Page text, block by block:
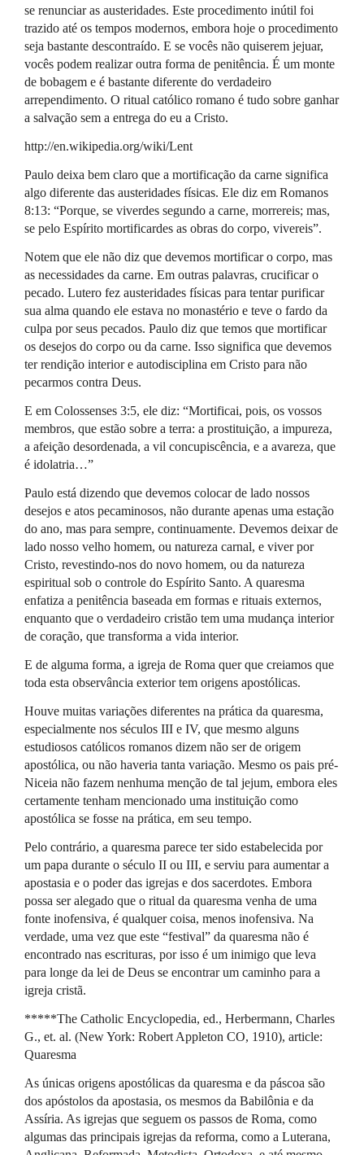
se renunciar as austeridades. Este procedimento inútil foi
trazido até os tempos modernos, embora hoje o procedimento
seja bastante descontraído. E se vocês não quiserem jejuar,
vocês podem realizar outra forma de penitência. É um monte
de bobagem e é bastante diferente do verdadeiro
arrependimento. O ritual católico romano é tudo sobre ganhar
a salvação sem a entrega do eu a Cristo.
http://en.wikipedia.org/wiki/Lent
Paulo deixa bem claro que a mortificação da carne significa
algo diferente das austeridades físicas. Ele diz em Romanos
8:13: “Porque, se viverdes segundo a carne, morrereis; mas,
se pelo Espírito mortificardes as obras do corpo, vivereis”.
Notem que ele não diz que devemos mortificar o corpo, mas
as necessidades da carne. Em outras palavras, crucificar o
pecado. Lutero fez austeridades físicas para tentar purificar
sua alma quando ele estava no monastério e teve o fardo da
culpa por seus pecados. Paulo diz que temos que mortificar
os desejos do corpo ou da carne. Isso significa que devemos
ter rendição interior e autodisciplina em Cristo para não
pecarmos contra Deus.
E em Colossenses 3:5, ele diz: “Mortificai, pois, os vossos
membros, que estão sobre a terra: a prostituição, a impureza,
a afeição desordenada, a vil concupiscência, e a avareza, que
é idolatria…”
Paulo está dizendo que devemos colocar de lado nossos
desejos e atos pecaminosos, não durante apenas uma estação
do ano, mas para sempre, continuamente. Devemos deixar de
lado nosso velho homem, ou natureza carnal, e viver por
Cristo, revestindo-nos do novo homem, ou da natureza
espiritual sob o controle do Espírito Santo. A quaresma
enfatiza a penitência baseada em formas e rituais externos,
enquanto que o verdadeiro cristão tem uma mudança interior
de coração, que transforma a vida interior.
E de alguma forma, a igreja de Roma quer que creiamos que
toda esta observância exterior tem origens apostólicas.
Houve muitas variações diferentes na prática da quaresma,
especialmente nos séculos III e IV, que mesmo alguns
estudiosos católicos romanos dizem não ser de origem
apostólica, ou não haveria tanta variação. Mesmo os pais pré-
Niceia não fazem nenhuma menção de tal jejum, embora eles
certamente tenham mencionado uma instituição como
apostólica se fosse na prática, em seu tempo.
Pelo contrário, a quaresma parece ter sido estabelecida por
um papa durante o século II ou III, e serviu para aumentar a
apostasia e o poder das igrejas e dos sacerdotes. Embora
possa ser alegado que o ritual da quaresma venha de uma
fonte inofensiva, é qualquer coisa, menos inofensiva. Na
verdade, uma vez que este “festival” da quaresma não é
encontrado nas escrituras, por isso é um inimigo que leva
para longe da lei de Deus se encontrar um caminho para a
igreja cristã.
*****The Catholic Encyclopedia, ed., Herbermann, Charles
G., et. al. (New York: Robert Appleton CO, 1910), article:
Quaresma
As únicas origens apostólicas da quaresma e da páscoa são
dos apóstolos da apostasia, os mesmos da Babilônia e da
Assíria. As igrejas que seguem os passos de Roma, como
algumas das principais igrejas da reforma, como a Luterana,